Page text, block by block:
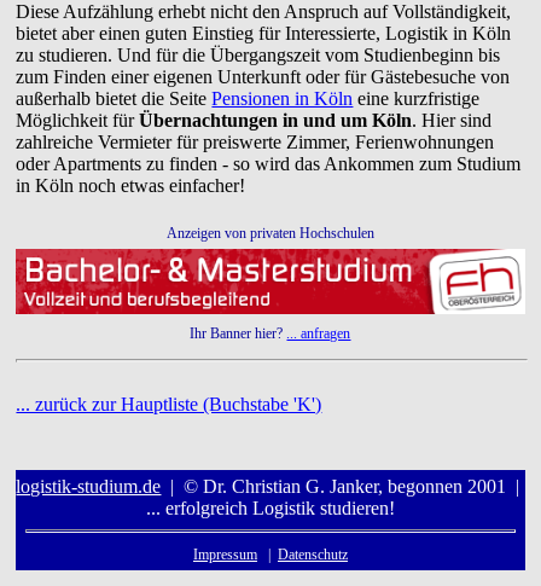
Diese Aufzählung erhebt nicht den Anspruch auf Vollständigkeit,
bietet aber einen guten Einstieg für Interessierte, Logistik in Köln
zu studieren. Und für die Übergangszeit vom Studienbeginn bis
zum Finden einer eigenen Unterkunft oder für Gästebesuche von
außerhalb bietet die SeitePensionen in Köln eine kurzfristige
Möglichkeit fürÜbernachtungen in und um Köln. Hier sind
zahlreiche Vermieter für preiswerte Zimmer, Ferienwohnungen
oder Apartments zu finden - so wird das Ankommen zum Studium
in Köln noch etwas einfacher!
Anzeigen von privaten Hochschulen
Ihr Banner hier? ... anfragen
... zurück zur Hauptliste (Buchstabe 'K')
logistik-studium.de | © Dr. Christian G. Janker, begonnen 2001 |
... erfolgreich Logistik studieren!
Impressum| Datenschutz